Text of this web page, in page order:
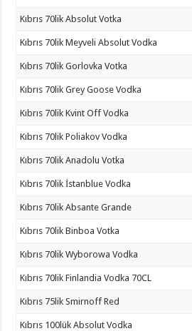
Kıbrıs 70lik Absolut Votka
Kıbrıs 70lik Meyveli Absolut Vodka
Kıbrıs 70lik Gorlovka Votka
Kıbrıs 70lik Grey Goose Vodka
Kıbrıs 70lik Kvint Off Vodka
Kıbrıs 70lik Poliakov Vodka
Kıbrıs 70lik Anadolu Votka
Kıbrıs 70lik İstanblue Vodka
Kıbrıs 70lik Absante Grande
Kıbrıs 70lik Binboa Votka
Kıbrıs 70lik Wyborowa Vodka
Kıbrıs 70lik Finlandia Vodka 70CL
Kıbrıs 75lik Smirnoff Red
Kıbrıs 100lük Absolut Vodka